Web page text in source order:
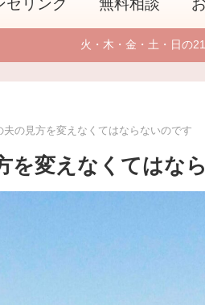
セリング 無料相談
火・木・金・土・日の
夫の見方を変えなくてはならないのです
を変えなくてはな